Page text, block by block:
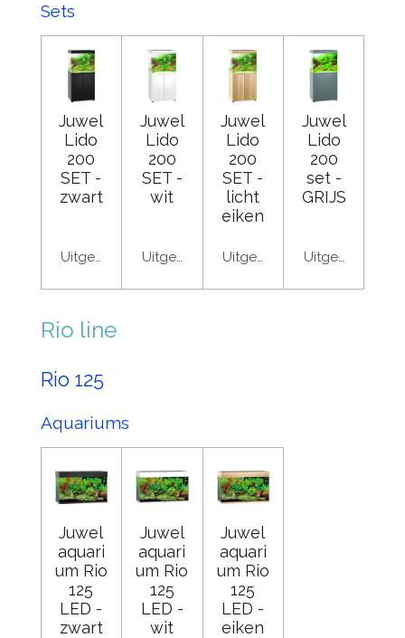
Sets
Juwel
Lido
200
SET -
zwart
Uitgeschakeld
Juwel
Lido
200
SET -
wit
Uitgeschakeld
Juwel
Lido
200
SET -
licht
eiken
Uitgeschakeld
Juwel
Lido
200
set -
GRIJS
Uitgeschakeld
Rio line
Rio 125
Aquariums
Juwel
aquari
um Rio
125
LED -
zwart
Juwel
aquari
um Rio
125
LED -
wit
Juwel
aquari
um Rio
125
LED -
eiken